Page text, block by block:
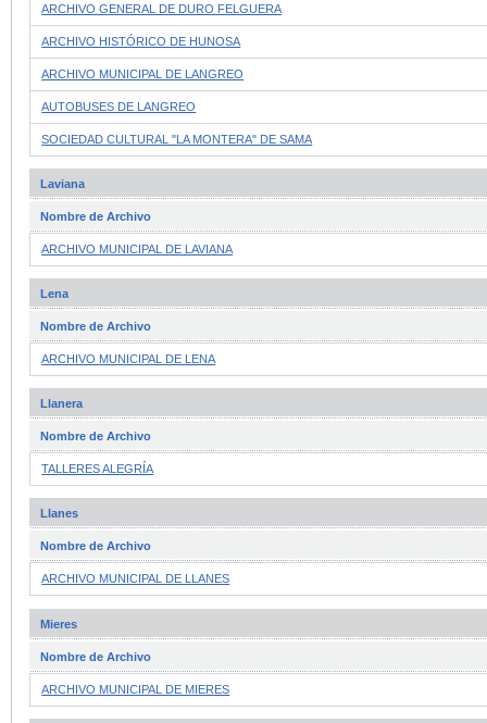
ARCHIVO GENERAL DE DURO FELGUERA
ARCHIVO HISTÓRICO DE HUNOSA
ARCHIVO MUNICIPAL DE LANGREO
AUTOBUSES DE LANGREO
SOCIEDAD CULTURAL "LA MONTERA" DE SAMA
Laviana
Nombre de Archivo
ARCHIVO MUNICIPAL DE LAVIANA
Lena
Nombre de Archivo
ARCHIVO MUNICIPAL DE LENA
Llanera
Nombre de Archivo
TALLERES ALEGRÍA
Llanes
Nombre de Archivo
ARCHIVO MUNICIPAL DE LLANES
Mieres
Nombre de Archivo
ARCHIVO MUNICIPAL DE MIERES